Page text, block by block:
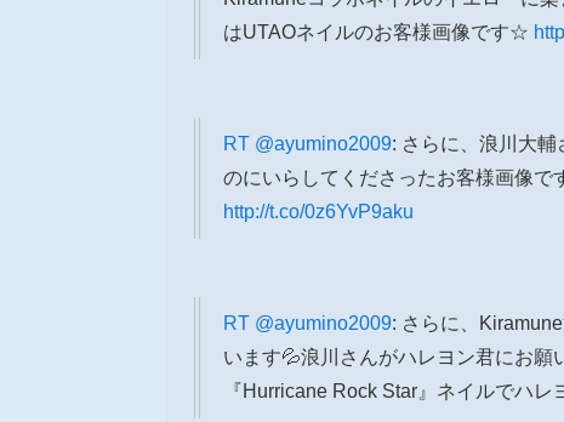
はUTAOネイルのお客様画像です☆
RT @ayumino2009: さらに、浪川大
のにいらしてくださったお客様画像
http://t.co/0z6YvP9aku
RT @ayumino2009: さらに、
います💦浪川さんがハレヨン君にお
『Hurricane Rock Star』ネイルでハ